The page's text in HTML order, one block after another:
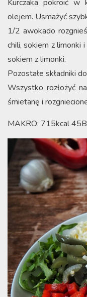
Kurczaka pokroić w
olejem. Usmażyć
1/2 awokado
chili, sokiem z limonki
sokiem z limonki.
Pozostałe składniki
Wszystko rozłożyć
śmietanę i
MAKRO: 715kcal